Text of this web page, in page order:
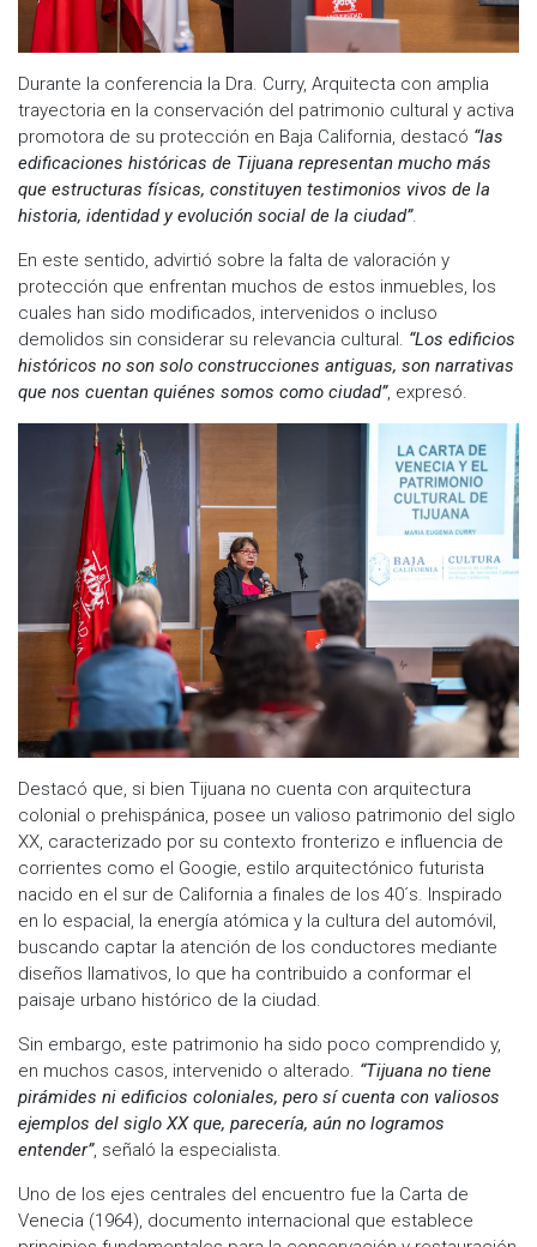
Durante la conferencia la Dra. Curry, Arquitecta con amplia
trayectoria en la conservación del patrimonio cultural y activa
promotora de su protección en Baja California, destacó “las
edificaciones históricas de Tijuana representan mucho más
que estructuras físicas, constituyen testimonios vivos de la
historia, identidad y evolución social de la ciudad”.
En este sentido, advirtió sobre la falta de valoración y
protección que enfrentan muchos de estos inmuebles, los
cuales han sido modificados, intervenidos o incluso
demolidos sin considerar su relevancia cultural. “Los edificios
históricos no son solo construcciones antiguas, son narrativas
que nos cuentan quiénes somos como ciudad”, expresó.
Destacó que, si bien Tijuana no cuenta con arquitectura
colonial o prehispánica, posee un valioso patrimonio del siglo
XX, caracterizado por su contexto fronterizo e influencia de
corrientes como el Googie, estilo arquitectónico futurista
nacido en el sur de California a finales de los 40´s. Inspirado
en lo espacial, la energía atómica y la cultura del automóvil,
buscando captar la atención de los conductores mediante
diseños llamativos, lo que ha contribuido a conformar el
paisaje urbano histórico de la ciudad.
Sin embargo, este patrimonio ha sido poco comprendido y,
en muchos casos, intervenido o alterado. “Tijuana no tiene
pirámides ni edificios coloniales, pero sí cuenta con valiosos
ejemplos del siglo XX que, parecería, aún no logramos
entender”, señaló la especialista.
Uno de los ejes centrales del encuentro fue la Carta de
Venecia (1964), documento internacional que establece